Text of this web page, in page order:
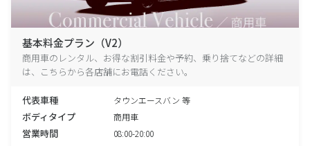
基本料金プラン（V2）
商用車のレンタル、お得な割引料金や予約、乗り捨てなどの詳細
は、こちらから各店舗にお電話ください。
代表車種 タウンエースバン 等
ボディタイプ 商用車
営業時間 08:00-20:00